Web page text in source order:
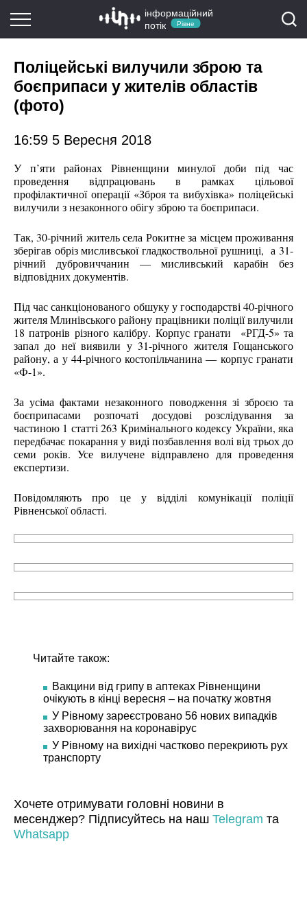
інформаційний
потік
Рівне
Поліцейські вилучили зброю та
боєприпаси у жителів областів
(фото)
16:59 5 Вересня 2018
У п’яти районах Рівненщини минулої доби під час
проведення відпрацювань в рамках цільової
профілактичної операції «Зброя та вибухівка» поліцейські
вилучили з незаконного обігу зброю та боєприпаси.
Так, 30-річний житель села Рокитне за місцем проживання
зберігав обріз мисливської гладкоствольної рушниці, а 31-
річний дубровиччанин — мисливський карабін без
відповідних документів.
Під час санкціонованого обшуку у господарстві 40-річного
жителя Млинівського району працівники поліції вилучили
18 патронів різного калібру. Корпус гранати «РГД-5» та
запал до неї виявили у 31-річного жителя Гощанського
району, а у 44-річного костопільчанина — корпус гранати
«Ф-1».
За усіма фактами незаконного поводження зі зброєю та
боєприпасами розпочаті досудові розслідування за
частиною 1 статті 263 Кримінального кодексу України, яка
передбачає покарання у виді позбавлення волі від трьох до
семи років. Усе вилучене відправлено для проведення
експертизи.
Повідомляють про це у відділі комунікації поліції
Рівненської області.
Читайте також:
Вакцини від грипу в аптеках Рівненщини
очікують в кінці вересня – на початку жовтня
У Рівному зареєстровано 56 нових випадків
захворювання на коронавірус
У Рівному на вихідні частково перекриють рух
транспорту
Хочете отримувати головні новини в
месенджер? Підписуйтесь на наш Telegram та
Whatsapp